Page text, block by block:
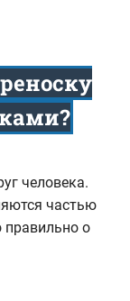
человека.
частью
правильно о